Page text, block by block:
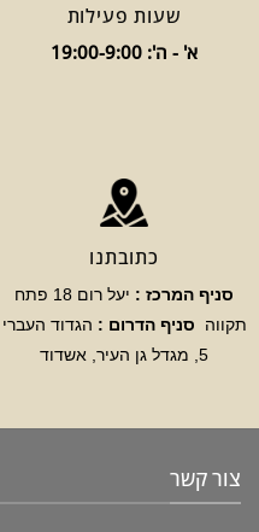
שעות פעילות
א' - ה': 19:00-9:00
כתובתנו
סניף המרכז :
יעל רום 18 פתח
תקווה
סניף הדרום : הגדוד העברי
5, מגדל גן העיר, אשדוד
צור קשר